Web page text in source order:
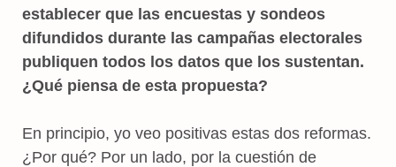
establecer que las encuestas y sondeos
difundidos durante las campañas electorales
publiquen todos los datos que los sustentan.
¿Qué piensa de esta propuesta?
En principio, yo veo positivas estas dos reformas.
¿Por qué? Por un lado, por la cuestión de